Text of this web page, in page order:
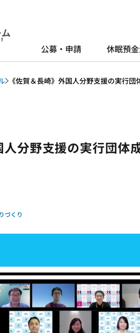
公募・申請 休眠預
《佐賀＆長崎》外国人分野支援の実行
人分野支援の実行団体
づくり